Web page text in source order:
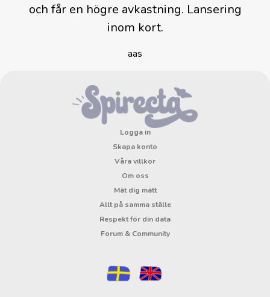
och får en högre avkastning. Lansering
inom kort.
aas
Logga in
Skapa konto
Våra villkor
Om oss
Mät dig mätt
Allt på samma ställe
Respekt för din data
Forum & Community